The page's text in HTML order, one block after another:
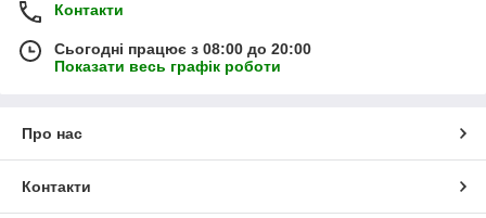
Контакти
Сьогодні працює з 08:00 до 20:00
Показати весь графік роботи
Про нас
Контакти